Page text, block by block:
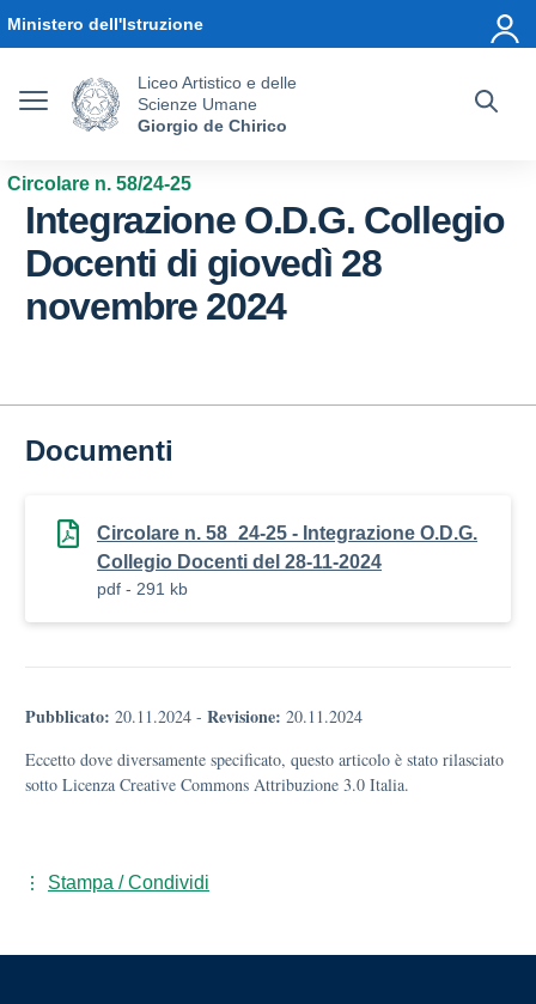
Ministero dell'Istruzione
Liceo Artistico e delle
Scienze Umane
Giorgio de Chirico
Circolare n. 58/24-25
Integrazione O.D.G. Collegio
Docenti di giovedì 28
novembre 2024
Documenti
Circolare n. 58_24-25 - Integrazione O.D.G.
Collegio Docenti del 28-11-2024
pdf - 291 kb
Pubblicato: 20.11.2024 - Revisione: 20.11.2024
Eccetto dove diversamente specificato, questo articolo è stato rilasciato
sotto Licenza Creative Commons Attribuzione 3.0 Italia.
Stampa / Condividi